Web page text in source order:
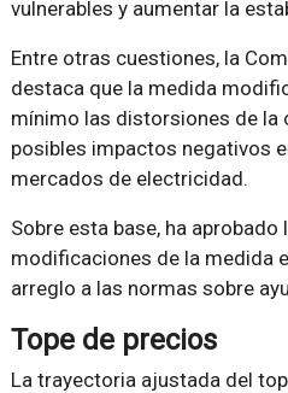
vulnerables y aumentar la
Entre otras cuestiones, la
destaca que la medida
mínimo las distorsiones de la
posibles impactos negativos
mercados de electricidad.
Sobre esta base, ha aprobado
modificaciones de la medida
arreglo a las normas sobre
Tope de precios
La trayectoria ajustada del